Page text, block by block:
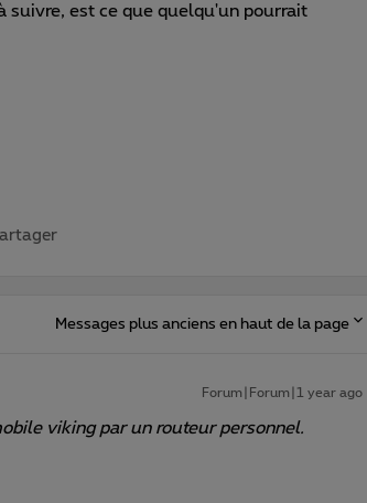
suivre, est ce que quelqu'un pourrait
Messages plus anciens en haut de la page
Forum|Forum|1 year ago
viking par un routeur personnel.